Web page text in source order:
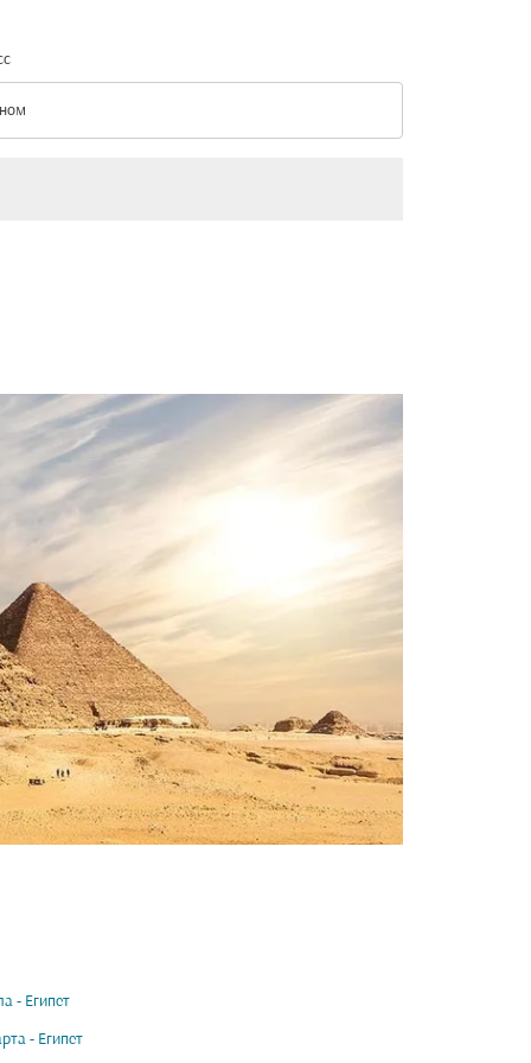
option Эконом Selected
- Египет
- Египет